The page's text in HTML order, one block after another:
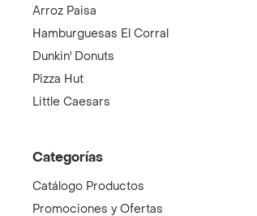
Arroz Paisa
Hamburguesas El Corral
Dunkin' Donuts
Pizza Hut
Little Caesars
Categorías
Catálogo Productos
Promociones y Ofertas